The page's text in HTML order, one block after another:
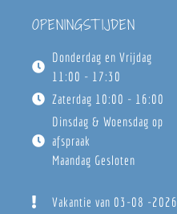
OPENINGSTIJDEN
Donderdag en Vrijdag
11:00 - 17:30
Zaterdag 10:00 - 16:00
Dinsdag & Woensdag op
afspraak
Maandag Gesloten
Vakantie van 03-08 -2026